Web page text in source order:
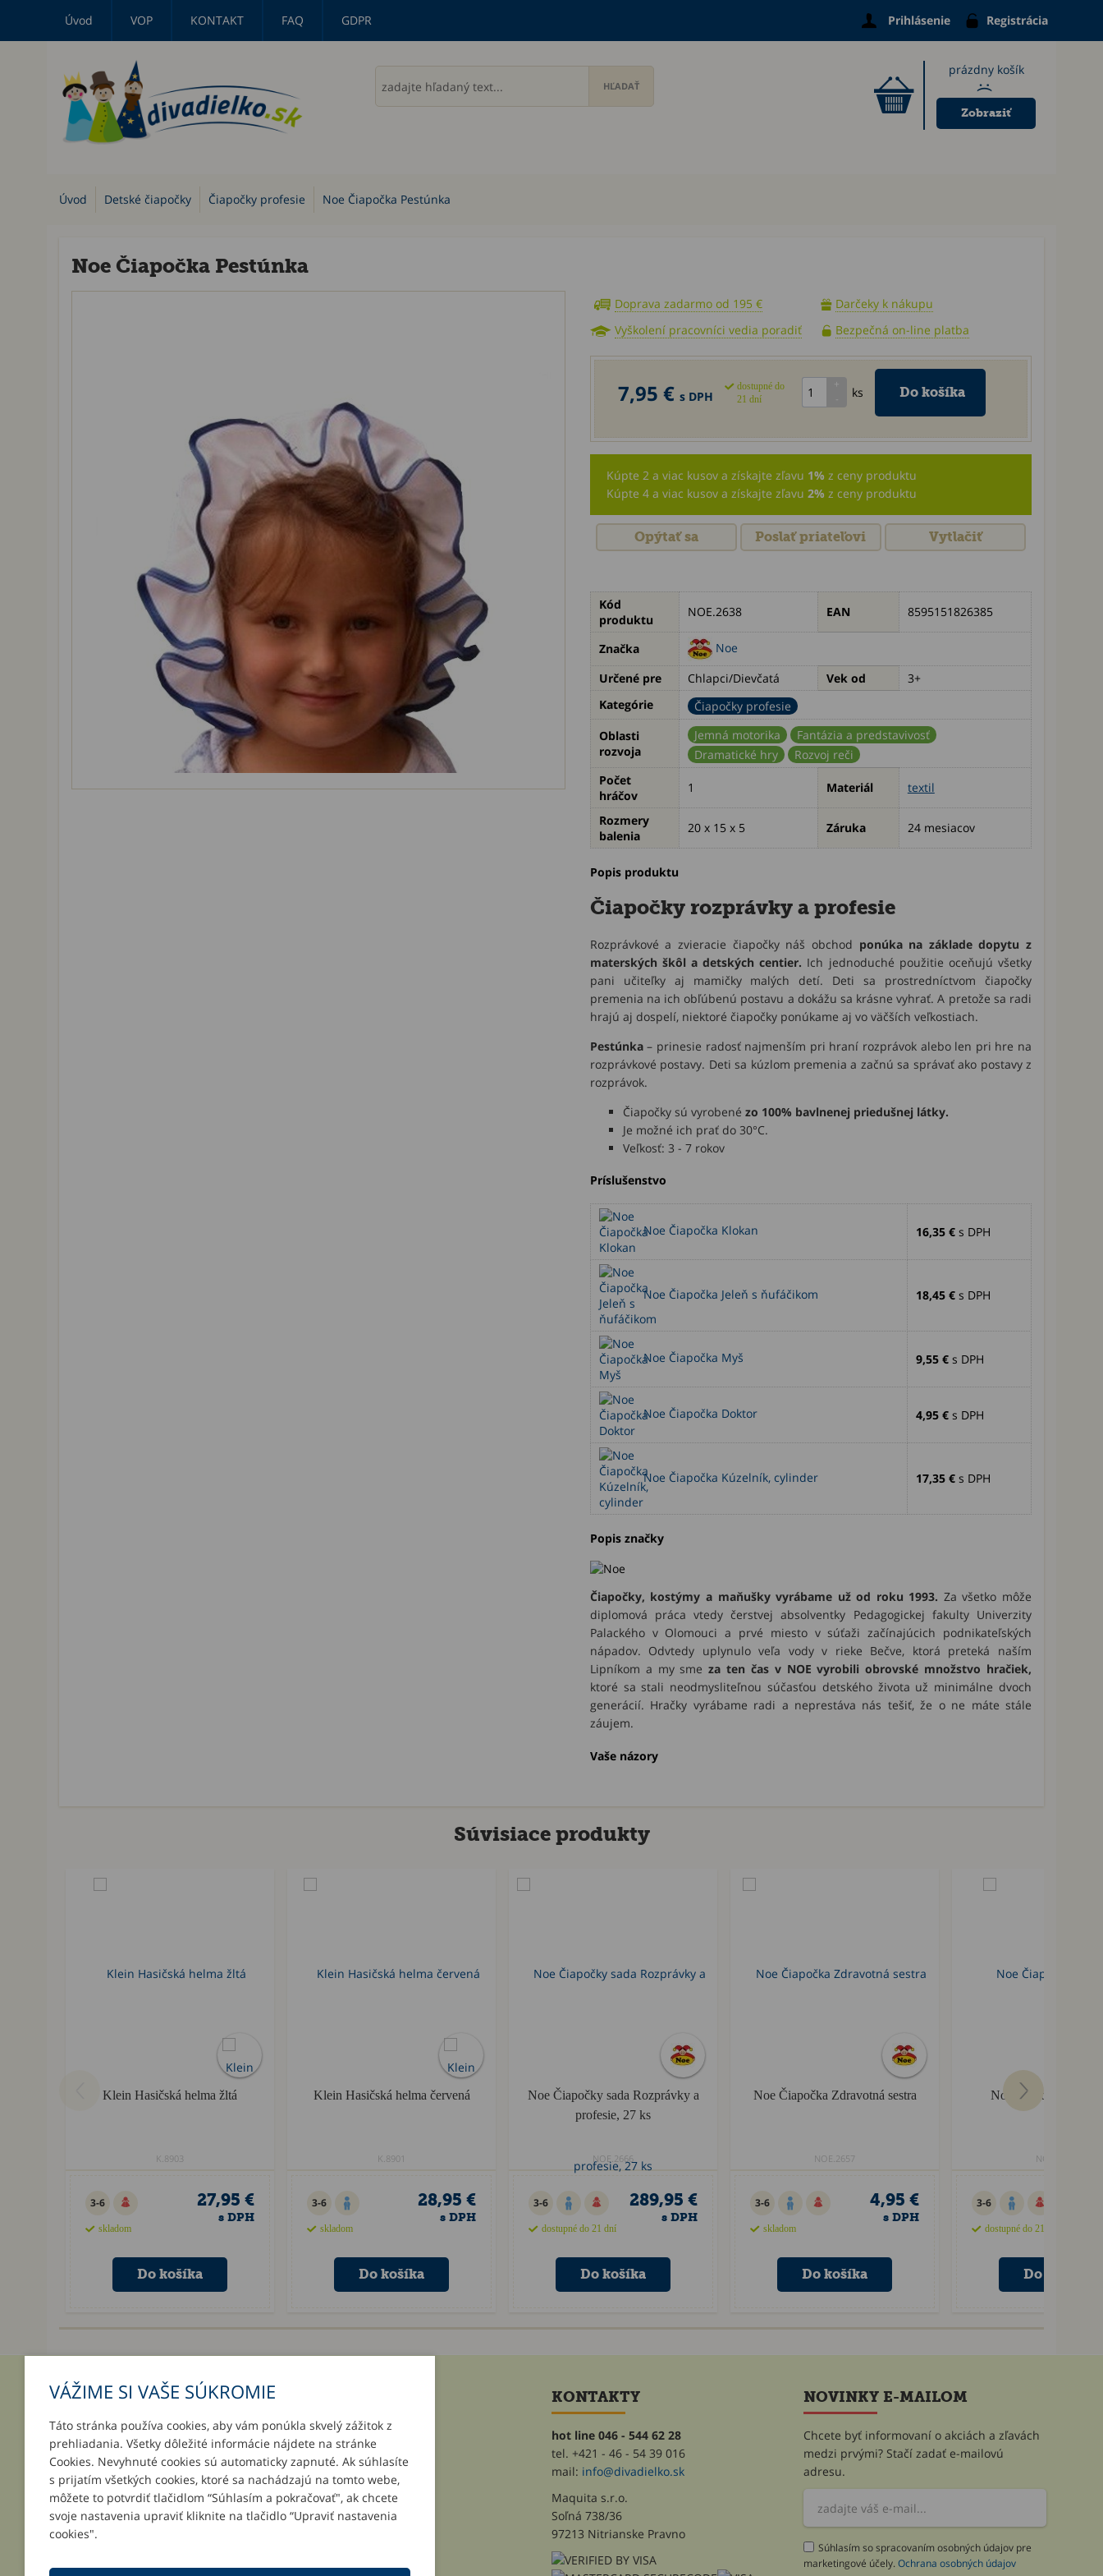
Úvod VOP KONTAKT FAQ GDPR Prihlásenie Registrácia
prázdny košík
:(
Zobraziť
Úvod Detské čiapočky Čiapočky profesie Noe Čiapočka Pestúnka
Noe Čiapočka Pestúnka
Doprava zadarmo od 195 €
Darčeky k nákupu
Vyškolení pracovníci vedia poradiť
Bezpečná on-line platba
7,95 €s DPH
dostupné do
21 dní
ks
Kúpte 2 a viac kusov a získajte zľavu 1% z ceny produktu
Kúpte 4 a viac kusov a získajte zľavu 2% z ceny produktu
Opýtať sa Poslať priateľovi Vytlačiť
Kód
produktu
NOE.2638 EAN 8595151826385
Značka
Noe
Určené pre
Chlapci/Dievčatá Vek od
3+
Kategórie
Čiapočky profesie
Oblasti
rozvoja
Jemná motorika
Fantázia a predstavivosť
Dramatické hry
Rozvoj reči
Počet
hráčov
1 Materiál textil
Rozmery
balenia
20 x 15 x 5 Záruka 24 mesiacov
Popis produktu
Čiapočky rozprávky a profesie
Rozprávkové a zvieracie čiapočky náš obchod ponúka na základe dopytu z
materských škôl a detských centier. Ich jednoduché použitie oceňujú všetky
pani učiteľky aj mamičky malých detí. Deti sa prostredníctvom čiapočky
premenia na ich obľúbenú postavu a dokážu sa krásne vyhrať. A pretože sa radi
hrajú aj dospelí, niektoré čiapočky ponúkame aj vo väčších veľkostiach.
Pestúnka– prinesie radosť najmenším pri hraní rozprávok alebo len pri hre na
rozprávkové postavy. Deti sa kúzlom premenia a začnú sa správať ako postavy z
rozprávok.
Čiapočky sú vyrobené zo 100% bavlnenej priedušnej látky.
Je možné ich prať do 30°C.
Veľkosť: 3 - 7 rokov
Príslušenstvo
Noe Čiapočka Klokan 16,35 € s DPH
Noe Čiapočka Jeleň s ňufáčikom 18,45 € s DPH
Noe Čiapočka Myš 9,55 € s DPH
Noe Čiapočka Doktor 4,95 € s DPH
Noe Čiapočka Kúzelník, cylinder 17,35 € s DPH
Popis značky
Čiapočky, kostýmy a maňušky vyrábame už od roku 1993. Za všetko môže
diplomová práca vtedy čerstvej absolventky Pedagogickej fakulty Univerzity
Palackého v Olomouci a prvé miesto v súťaži začínajúcich podnikateľských
nápadov. Odvtedy uplynulo veľa vody v rieke Bečve, ktorá preteká naším
Lipníkom a my smeza ten čas v NOE vyrobili obrovské množstvo hračiek,
ktoré sa stali neodmysliteľnou súčasťou detského života už minimálne dvoch
generácií. Hračky vyrábame radi a neprestáva nás tešiť, že o ne máte stále
záujem.
Vaše názory
Súvisiace produkty
Klein Hasičská helma žltá
K.8903
3-6
skladom
27,95 €
s DPH
Klein Hasičská helma červená
K.8901
3-6
skladom
28,95 €
s DPH
Noe Čiapočky sada Rozprávky a
profesie, 27 ks
NOE.2666
3-6
dostupné do 21 dní
289,95 €
s DPH
Noe Čiapočka Zdravotná sestra
NOE.2657
3-6
skladom
4,95 €
s DPH
Noe Čiapočka
NOE.2651
3-6
dostupné do 21 dní
INFORMÁCIE
O nás
Platba a doručenie
Darčeky k objednávkam
Podpor svoju školu
Všeobecné obchodné podmienky
Reklamačné podmienky
Kontakt
Prihlásenie
Registrácia
Zabudnuté heslo
KONTAKTY
hot line 046 - 544 62 28
tel. +421 - 46 - 54 39 016
mail: info@divadielko.sk
Maquita s.r.o.
Soľná 738/36
97213 Nitrianske Pravno
NOVINKY E-MAILOM
Chcete byť informovaní o akciách a zľavách
medzi prvými? Stačí zadať e-mailovú
adresu.
Súhlasím so spracovaním osobných údajov pre
marketingové účely.Ochrana osobných údajov
VÁŽIME SI VAŠE SÚKROMIE
Táto stránka používa cookies, aby vám ponúkla skvelý zážitok z
prehliadania. Všetky dôležité informácie nájdete na stránke
Cookies. Nevyhnuté cookies sú automaticky zapnuté. Ak súhlasíte
s prijatím všetkých cookies, ktoré sa nachádzajú na tomto webe,
môžete to potvrdiť tlačidlom “Súhlasím a pokračovať", ak chcete
svoje nastavenia upraviť kliknite na tlačidlo “Upraviť nastavenia
cookies".